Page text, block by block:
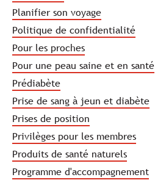
Planifier son voyage
Politique de confidentialité
Pour les proches
Pour une peau saine et en santé
Prédiabète
Prise de sang à jeun et diabète
Prises de position
Privilèges pour les membres
Produits de santé naturels
Programme d'accompagnement